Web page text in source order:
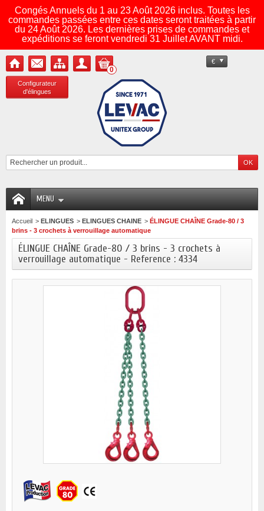
Congés Annuels du 1 au 23 Août 2026 inclus. Toutes les
commandes passées entre ces dates seront traitées à partir
du 24 Août 2026. Les dernières prises de commandes et
expéditions se feront vendredi 31 Juillet AVANT midi.
Configurateur
d'élingues
€
0
MENU
Accueil > ELINGUES > ELINGUES CHAINE > ÉLINGUE CHAÎNE Grade-80 / 3
brins - 3 crochets à verrouillage automatique
ÉLINGUE CHAÎNE Grade-80 / 3 brins - 3 crochets à
verrouillage automatique - Reference : 4334